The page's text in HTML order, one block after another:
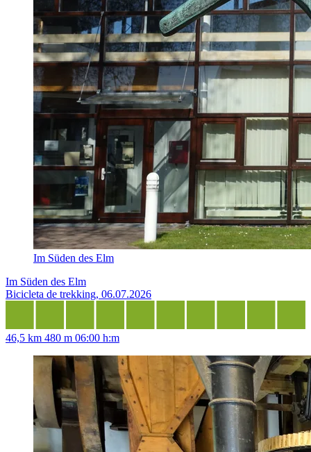
Im Süden des Elm
Im Süden des Elm
Bicicleta de trekking, 06.07.2026
46,5 km 480 m 06:00 h:m